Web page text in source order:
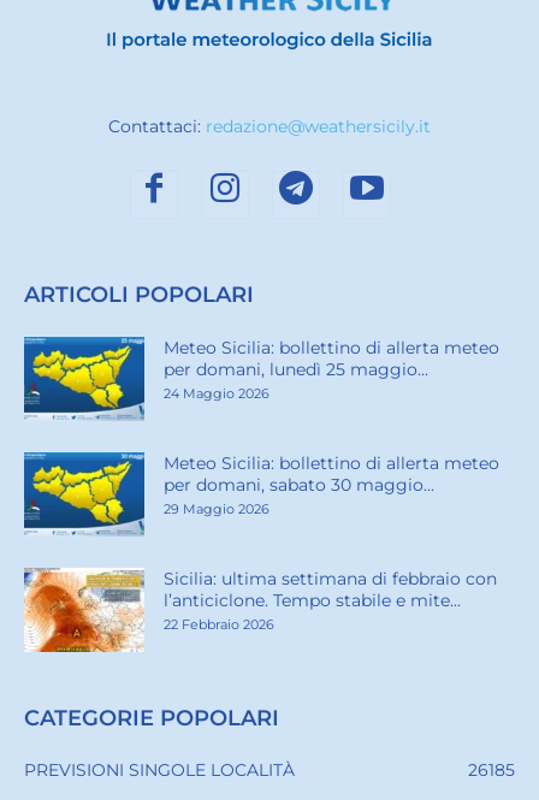
Contattaci: redazione@weathersicily.it
ARTICOLI POPOLARI
Meteo Sicilia: bollettino di allerta meteo
per domani, lunedì 25 maggio...
24 Maggio 2026
Meteo Sicilia: bollettino di allerta meteo
per domani, sabato 30 maggio...
29 Maggio 2026
Sicilia: ultima settimana di febbraio con
l’anticiclone. Tempo stabile e mite...
22 Febbraio 2026
CATEGORIE POPOLARI
PREVISIONI SINGOLE LOCALITÀ
26185